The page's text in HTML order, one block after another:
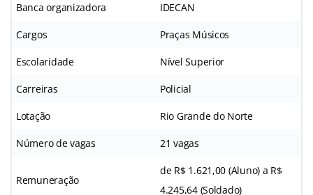
Banca organizadora IDECAN
Cargos Praças Músicos
Escolaridade Nível Superior
Carreiras Policial
Lotação Rio Grande do Norte
Número de vagas 21 vagas
Remuneração
de R$ 1.621,00 (Aluno) a R$
4.245,64 (Soldado)